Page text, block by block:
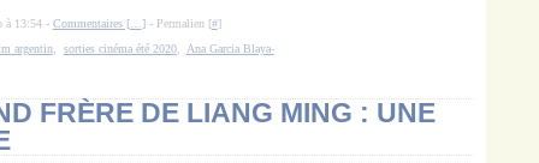
à 13:54 - Commentaires [… ]- Permalien [#]
argentin, sorties cinéma été 2020, Ana Garcia Blaya-
FRÈRE DE LIANG MING : UNE